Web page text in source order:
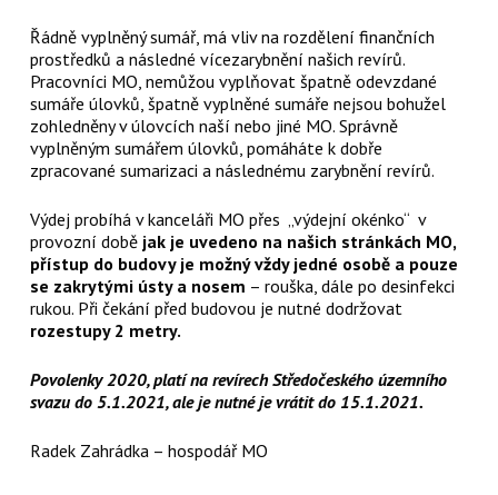
Řádně vyplněný sumář, má vliv na rozdělení finančních
prostředků a následné vícezarybnění našich revírů.
Pracovníci MO, nemůžou vyplňovat špatně odevzdané
sumáře úlovků, špatně vyplněné sumáře nejsou bohužel
zohledněny v úlovcích naší nebo jiné MO. Správně
vyplněným sumářem úlovků, pomáháte k dobře
zpracované sumarizaci a následnému zarybnění revírů.
Výdej probíhá v kanceláři MO přes „výdejní okénko“ v
provozní době jak je uvedeno na našich stránkách MO,
přístup do budovy je možný vždy jedné osobě a pouze
se zakrytými ústy a nosem – rouška, dále po desinfekci
rukou. Při čekání před budovou je nutné dodržovat
rozestupy 2 metry.
Povolenky 2020, platí na revírech Středočeského územního
svazu do 5.1.2021, ale je nutné je vrátit do 15.1.2021.
Radek Zahrádka – hospodář MO